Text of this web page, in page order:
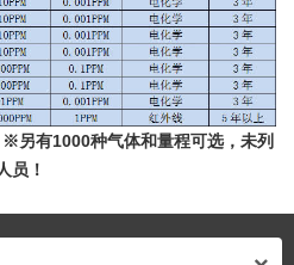
和量程可选，未列
员！